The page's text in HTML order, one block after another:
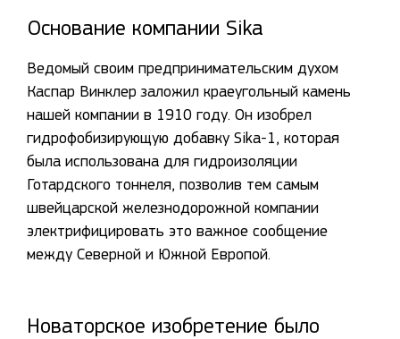
Основание компании Sika
Ведомый своим предпринимательским духом
Каспар Винклер заложил краеугольный камень
нашей компании в 1910 году. Он изобрел
гидрофобизирующую добавку Sika-1, которая
была использована для гидроизоляции
Готардского тоннеля, позволив тем самым
швейцарской железнодорожной компании
электрифицировать это важное сообщение
между Северной и Южной Европой.
Новаторское изобретение было